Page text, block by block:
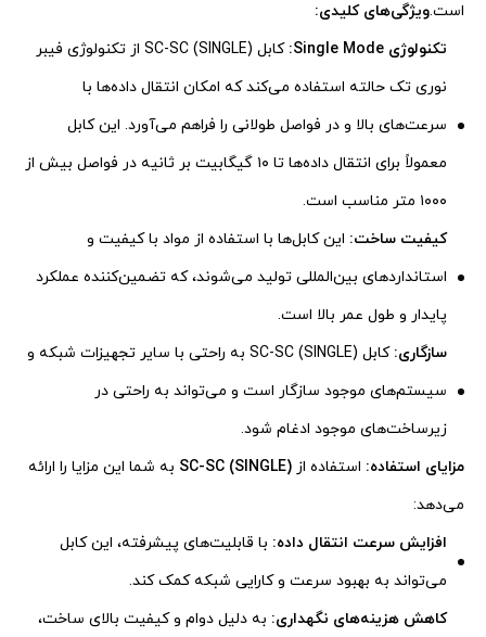
است.ویژگی‌های کلیدی:
تکنولوژی Single Mode:
کابل SC-SC (SINGLE) از تکنولوژی فیبر
نوری تک حالته استفاده می‌کند که امکان انتقال داده‌ها با
سرعت‌های بالا و در فواصل طولانی را فراهم می‌آورد. این کابل
معمولاً برای انتقال داده‌ها تا ۱۰ گیگابیت بر ثانیه در فواصل بیش از
۱۰۰۰ متر مناسب است.
کیفیت ساخت: این کابل‌ها با استفاده از مواد با کیفیت و
استانداردهای بین‌المللی تولید می‌شوند، که تضمین‌کننده عملکرد
پایدار و طول عمر بالا است.
سازگاری:
کابل SC-SC (SINGLE) به راحتی با سایر تجهیزات شبکه و
سیستم‌های موجود سازگار است و می‌تواند به راحتی در
زیرساخت‌های موجود ادغام شود.
مزایای استفاده: استفاده از SC-SC (SINGLE) به شما این مزایا را ارائه
می‌دهد:
افزایش سرعت انتقال داده: با قابلیت‌های پیشرفته، این کابل
می‌تواند به بهبود سرعت و کارایی شبکه کمک کند.
کاهش هزینه‌های نگهداری: به دلیل دوام و کیفیت بالای ساخت،